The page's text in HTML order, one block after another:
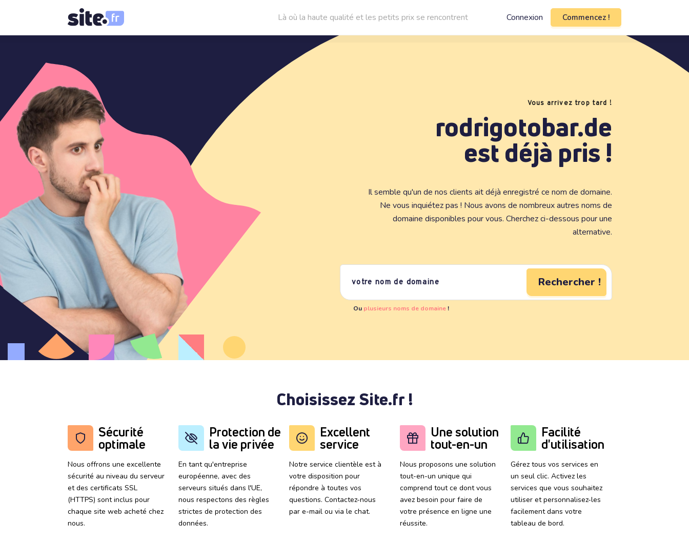
Là où la haute qualité et les petits prix se rencontrent Connexion Commencez !
Vous arrivez trop tard !
rodrigotobar.de
est déjà pris !
Il semble qu'un de nos clients ait déjà enregistré ce nom de domaine.
Ne vous inquiétez pas ! Nous avons de nombreux autres noms de
domaine disponibles pour vous. Cherchez ci-dessous pour une
alternative.
Rechercher !
Ou plusieurs noms de domaine!
Choisissez Site.fr !
Sécurité
optimale
Nous offrons une excellente
sécurité au niveau du serveur
et des certificats SSL
(HTTPS) sont inclus pour
chaque site web acheté chez
nous.
Protection de
la vie privée
En tant qu'entreprise
européenne, avec des
serveurs situés dans l'UE,
nous respectons des règles
strictes de protection des
données.
Excellent
service
Notre service clientèle est à
votre disposition pour
répondre à toutes vos
questions. Contactez-nous
par e-mail ou via le chat.
Une solution
tout-en-un
Nous proposons une solution
tout-en-un unique qui
comprend tout ce dont vous
avez besoin pour faire de
votre présence en ligne une
réussite.
Facilité
d'utilisation
Gérez tous vos services en
un seul clic. Activez les
services que vous souhaitez
utiliser et personnalisez-les
facilement dans votre
tableau de bord.